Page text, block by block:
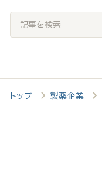
記
事
検
索
トップ 製薬企業